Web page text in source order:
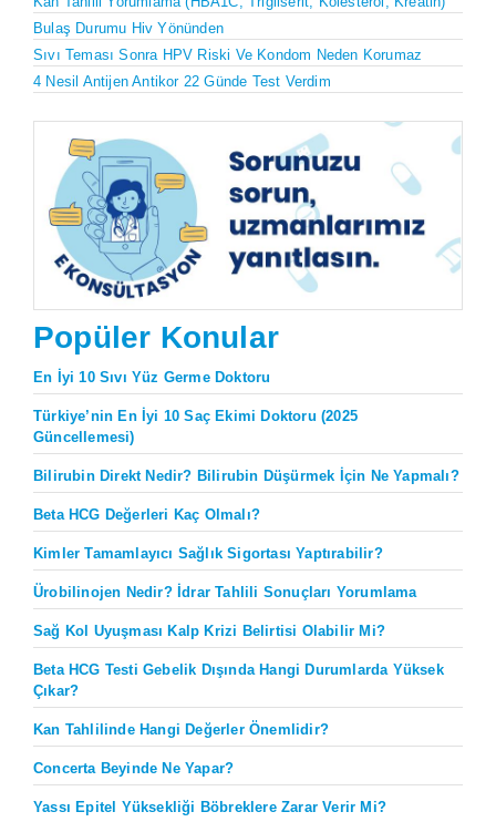
Bulaş Durumu Hiv Yönünden
Sıvı Teması Sonra HPV Riski Ve Kondom Neden Korumaz
4 Nesil Antijen Antikor 22 Günde Test Verdim
Popüler Konular
En İyi 10 Sıvı Yüz Germe Doktoru
Türkiye’nin En İyi 10 Saç Ekimi Doktoru (2025
Güncellemesi)
Bilirubin Direkt Nedir? Bilirubin Düşürmek İçin Ne Yapmalı?
Beta HCG Değerleri Kaç Olmalı?
Kimler Tamamlayıcı Sağlık Sigortası Yaptırabilir?
Ürobilinojen Nedir? İdrar Tahlili Sonuçları Yorumlama
Sağ Kol Uyuşması Kalp Krizi Belirtisi Olabilir Mi?
Beta HCG Testi Gebelik Dışında Hangi Durumlarda Yüksek
Çıkar?
Kan Tahlilinde Hangi Değerler Önemlidir?
Concerta Beyinde Ne Yapar?
Yassı Epitel Yüksekliği Böbreklere Zarar Verir Mi?